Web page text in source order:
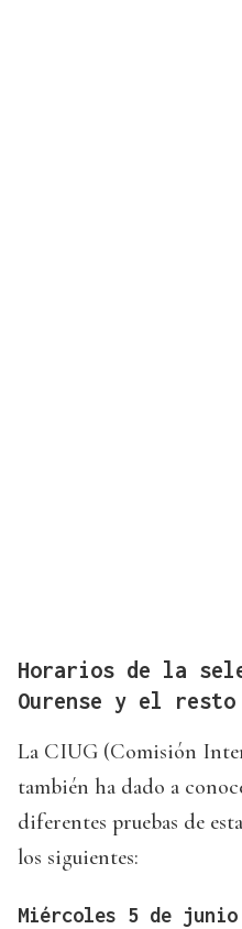
Horarios de la
Ourense y el
La CIUG (Comisión
también ha dado a
diferentes pruebas de
los siguientes:
Miércoles 5 de junio